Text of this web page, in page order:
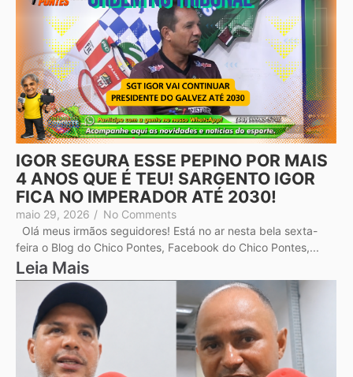
IGOR SEGURA ESSE PEPINO POR MAIS
4 ANOS QUE É TEU! SARGENTO IGOR
FICA NO IMPERADOR ATÉ 2030!
maio 29, 2026 / No Comments
Olá meus irmãos seguidores! Está no ar nesta bela sexta-
feira o Blog do Chico Pontes, Facebook do Chico Pontes,...
Leia Mais